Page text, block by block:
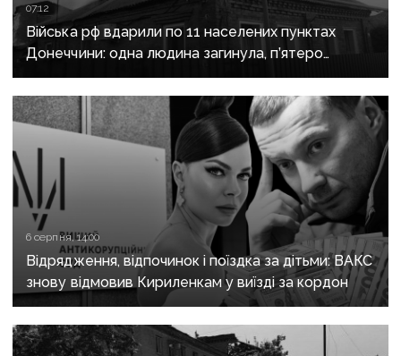
07:12
Війська рф вдарили по 11 населених пунктах
Донеччини: одна людина загинула, п’ятеро
поранені
6 серпня, 14:00
Відрядження, відпочинок і поїздка за дітьми: ВАКС
знову відмовив Кириленкам у виїзді за кордон